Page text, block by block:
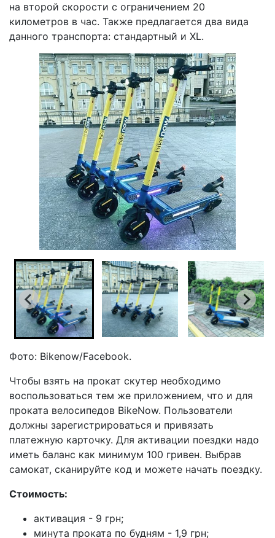
на второй скорости с ограничением 20
километров в час. Также предлагается два вида
данного транспорта: стандартный и XL.
Фото: Bikenow/Facebook.
Чтобы взять на прокат скутер необходимо
воспользоваться тем же приложением, что и для
проката велосипедов BikeNow. Пользователи
должны зарегистрироваться и привязать
платежную карточку. Для активации поездки надо
иметь баланс как минимум 100 гривен. Выбрав
самокат, сканируйте код и можете начать поездку.
Стоимость:
активация - 9 грн;
минута проката по будням - 1,9 грн;